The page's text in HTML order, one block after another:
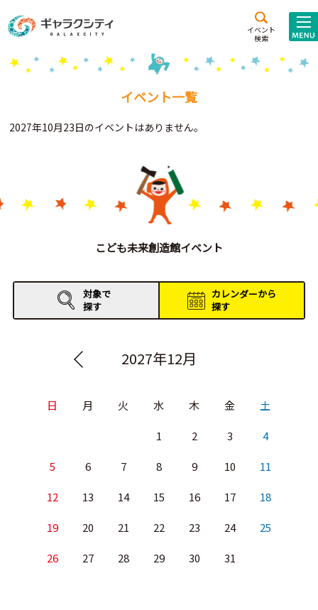
イベント
検索
施設案内
こども
西新井
施設･
Gがくえん
お知らせ
イベントレポート
イベント一覧
2027年10月23日のイベントはありません。
こども未来創造館イベント
対象で
探す
カレンダーから
探す
2027年12月
日 月 火 水 木 金 土
1 2 3 4
5 6 7 8 9 10 11
12 13 14 15 16 17 18
19 20 21 22 23 24 25
26 27 28 29 30 31